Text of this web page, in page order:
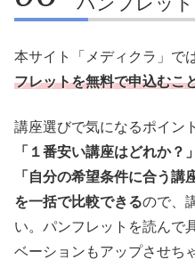
本サイト「メディクラ」で
フレットを無料で申込むこ
講座選びで気になるポイント
「１番安い講座はどれか？」
「自分の希望条件に合う講
を一括で比較できるので、
い。パンフレットを読んで
ベーションもアップさせち